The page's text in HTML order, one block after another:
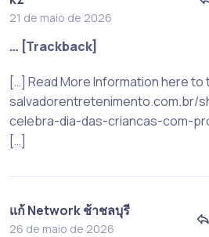
21 de maio de 2026
… [Trackback]
[…] Read More Information here to
salvadorentretenimento.com.br/
celebra-dia-das-criancas-com-
[…]
แก้ Network ช้าชลบุรี
26 de maio de 2026